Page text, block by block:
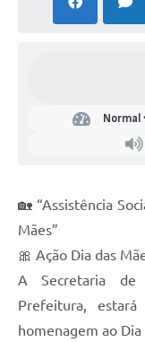
🏡 “Assistência
Mães”
🎀 Ação Dia das
A Secretaria de
Prefeitura,
homenagem ao Dia